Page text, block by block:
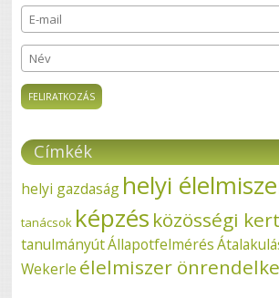
E-mail*
Név
Címkék
helyi gazdaság helyi
tanácsok képzés közösségi kert
tanulmányútÁllapotfelmérés
Wekerle élelmiszer